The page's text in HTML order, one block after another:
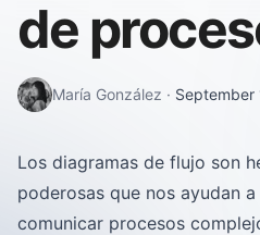
de
María González · September
Los diagramas de flujo son
poderosas que nos ayudan
comunicar procesos